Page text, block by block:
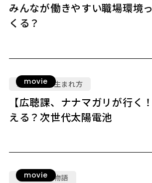
みんなが働きやすい職場環境
くる？
movie
新規事業の生まれ方
【広聴課、ナナマガリが行く
える？次世代太陽電池
movie
ともに創る物語